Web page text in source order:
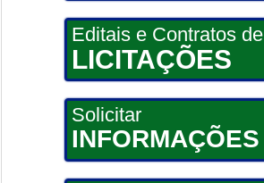
Editais e Contratos de
LICITAÇÕES
Solicitar
INFORMAÇÕES